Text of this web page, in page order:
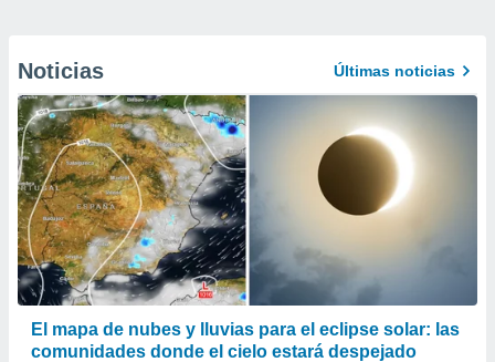
Noticias Últimas noticias
​El mapa de nubes y lluvias para el eclipse solar: las
comunidades donde el cielo estará despejado